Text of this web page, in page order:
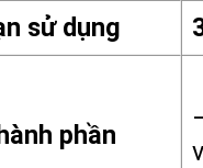
sử dụng
phần